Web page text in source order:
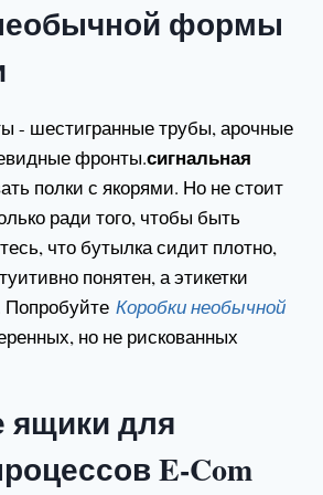
формы
- шестигранные трубы, арочные
фронты.сигнальная
полки с якорями. Но не стоит
ради того, чтобы быть
что бутылка сидит плотно,
понятен, а этикетки
Коробки необычной
но не рискованных
ящики для
E-Com